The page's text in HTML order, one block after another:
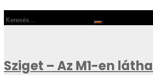
Sziget – Az M1-en